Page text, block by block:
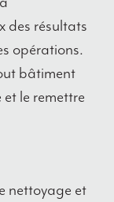
des résultats
opérations.
bâtiment
le remettre
nettoyage et